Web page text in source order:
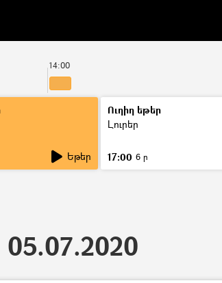
14:00
Եթեր
Ուղիղ եթեր
Լուրեր
17:00 6 ր
05.07.2020